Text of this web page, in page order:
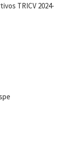
TRICV 2024-